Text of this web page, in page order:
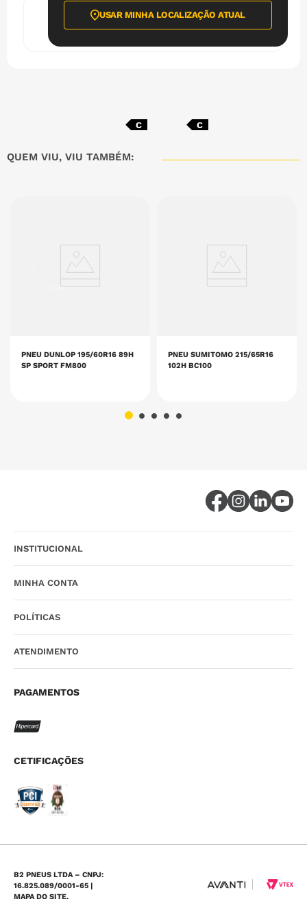
USAR MINHA LOCALIZAÇÃO ATUAL
Inmetro
C C
QUEM VIU, VIU TAMBÉM:
70 dB
PNEU DUNLOP 195/60R16 89H
SP SPORT FM800
PNEU SUMITOMO 215/65R16
102H BC100
INSTITUCIONAL
MINHA CONTA
POLÍTICAS
ATENDIMENTO
PAGAMENTOS
CETIFICAÇÕES
B2 PNEUS LTDA – CNPJ:
16.825.089/0001-65 |
MAPA DO SITE.